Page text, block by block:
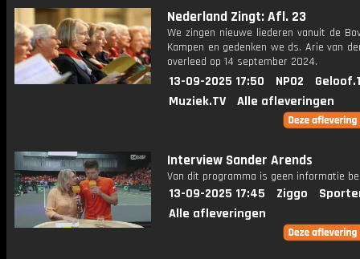
Nederland Zingt: Afl. 23
We zingen nieuwe liederen vanuit de
Kampen en gedenken we ds. Arie van
overleed op 14 september 2024.
13-09-2025 17:50 NPO2
Muziek.TV
Alle afleveringen
Interview Sander Arends
Van dit programma is geen informatie
13-09-2025 17:45 Ziggo
Alle afleveringen